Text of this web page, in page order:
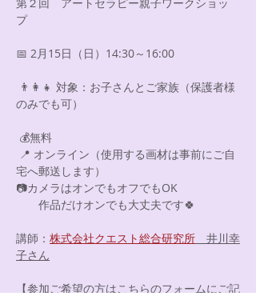
プ
📅 2月15日（日）14:30～16:00
のみでも可）
💰無料
宅へ郵送します）
📷カメラはオンでもオフでもOK
作品だけオンでも大丈夫です🍀
講師： 株式会社クエスト総合研究所 井川幸
子さん
【参加ご希望の方はこちらのフォームにご記